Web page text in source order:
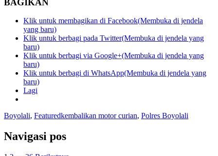
BAGIKAN
Klik untuk membagikan di Facebook(Membuka di jendela
yang baru)
Klik untuk berbagi pada Twitter(Membuka di jendela yang
baru)
Klik untuk berbagi via Google+(Membuka di jendela yang
baru)
Klik untuk berbagi di WhatsApp(Membuka di jendela yang
baru)
Lagi
Boyolali, Featuredkembalikan motor curian, Polres Boyolali
Navigasi pos